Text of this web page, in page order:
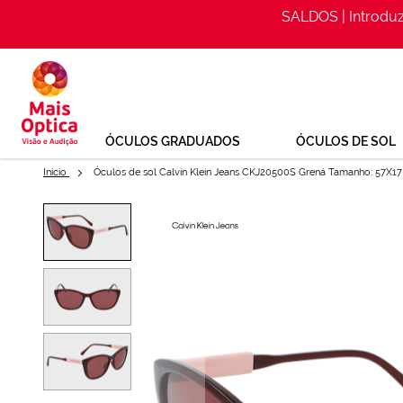
SALDOS |
ÓCULOS GRADUADOS ÓCULOS DE SOL
Início Óculos de sol Calvin Klein Jeans CKJ20500S Grená Tamanho: 57X17
para
da
Galeria
de